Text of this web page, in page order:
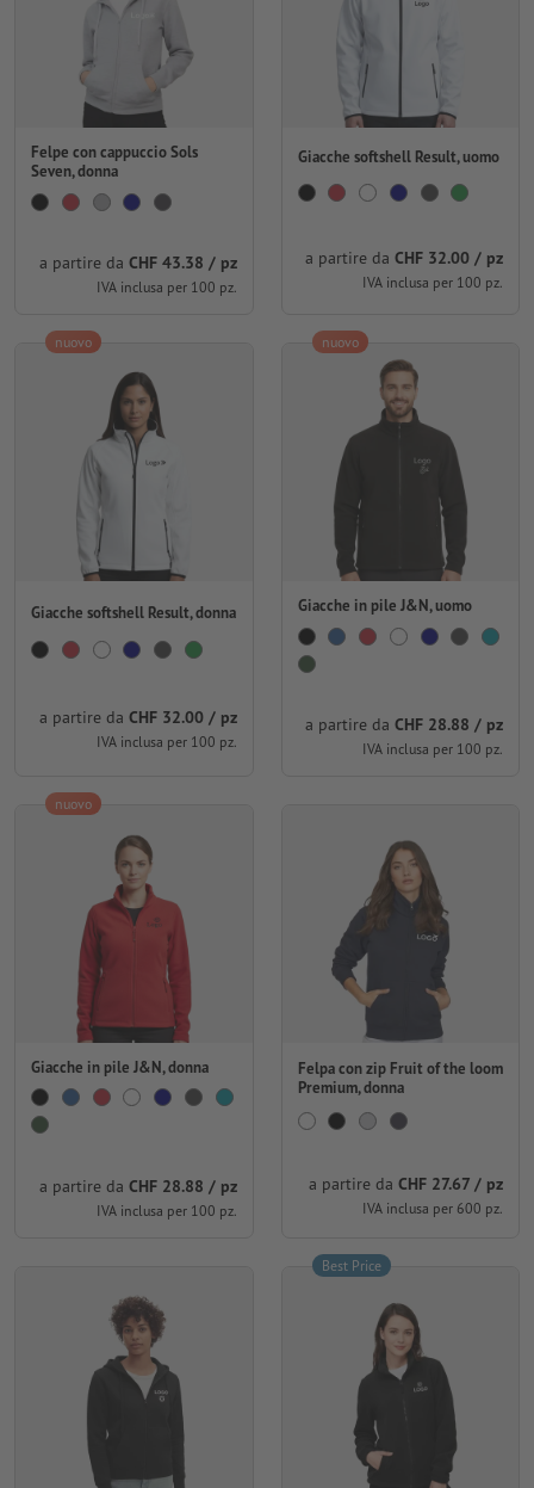
Felpe con cappuccio Sols
Seven, donna
a partire da CHF 43.38 / pz
IVA inclusa per 100 pz.
Giacche softshell Result, uomo
a partire da CHF 32.00 / pz
IVA inclusa per 100 pz.
Giacche softshell Result, donna
a partire da CHF 32.00 / pz
IVA inclusa per 100 pz.
nuovo
Giacche in pile J&N, uomo
a partire da CHF 28.88 / pz
IVA inclusa per 100 pz.
nuovo
Giacche in pile J&N, donna
a partire da CHF 28.88 / pz
IVA inclusa per 100 pz.
nuovo
Felpa con zip Fruit of the loom
Premium, donna
a partire da CHF 27.67 / pz
IVA inclusa per 600 pz.
Best Price